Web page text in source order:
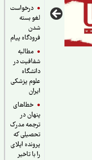
درخواست
لغو بسته
فرودگاه پیام
مطالبه
شفافیت در
دانشگاه
علوم پزشکی
خطاهای
پنهان در
ترجمه مدرک
تحصیلی که
پرونده اپلای
را با تاخیر